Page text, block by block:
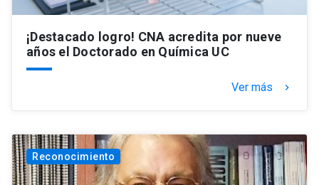
¡Destacado logro! CNA acredita por nueve
años el Doctorado en Química UC
Ver más keyboard_arrow_right
Reconocimiento